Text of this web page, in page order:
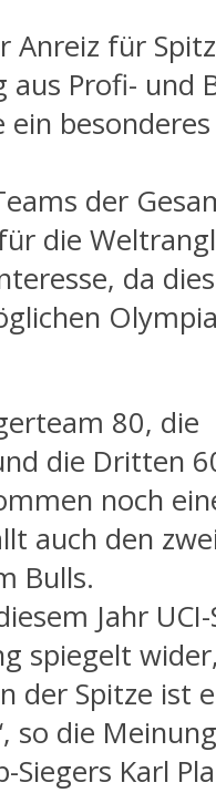
Anreiz für
aus Profi- und
der
die
da
80, die
die Dritten
noch
auch den
Bulls.
Jahr
spiegelt
der Spitze ist
so die
Karl